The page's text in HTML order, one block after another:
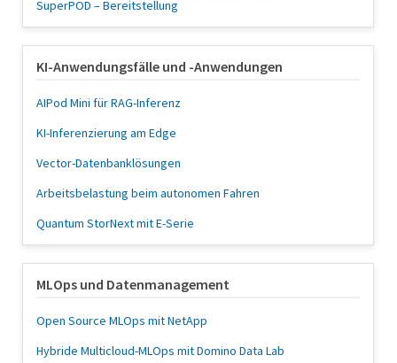
SuperPOD – Bereitstellung
KI-Anwendungsfälle und -Anwendungen
AIPod Mini für RAG-Inferenz
KI-Inferenzierung am Edge
Vector-Datenbanklösungen
Arbeitsbelastung beim autonomen Fahren
Quantum StorNext mit E-Serie
MLOps und Datenmanagement
Open Source MLOps mit NetApp
Hybride Multicloud-MLOps mit Domino Data Lab